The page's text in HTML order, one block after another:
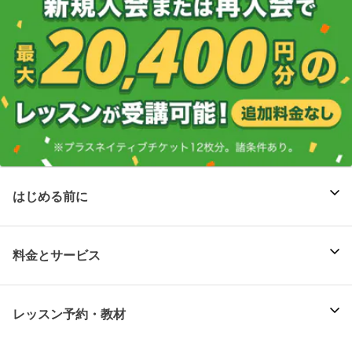
はじめる前に
料金とサービス
レッスン予約・教材